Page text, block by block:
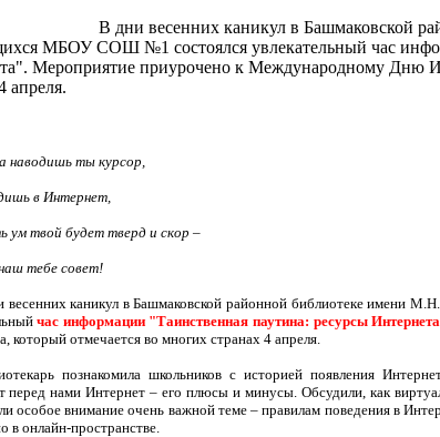
В дни весенних каникул в Башмаковской
МБОУ СОШ №1 состоялся увлекательный час
Мероприятие приурочено к Международному Дню
апреля.
наводишь ты курсор,
в Интернет,
ум твой будет тверд и скор –
тебе совет!
весенних каникул в Башмаковской районной библиотеке имени
час информации "Таинственная паутина: ресурсы
который отмечается во многих странах 4 апреля.
познакомила школьников с историей появления
перед нами Интернет – его плюсы и минусы. Обсудили, как
особое внимание очень важной теме – правилам поведения в
в онлайн-пространстве.